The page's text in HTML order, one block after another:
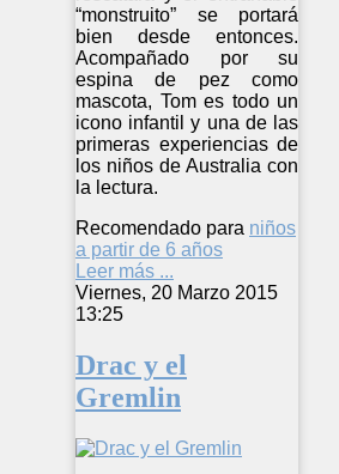
“monstruito” se portará
bien desde entonces.
Acompañado por su
espina de pez como
mascota, Tom es todo un
icono infantil y una de las
primeras experiencias de
los niños de Australia con
la lectura.
Recomendado para niños
a partir de 6 años
Leer más ...
Viernes, 20 Marzo 2015
13:25
Drac y el
Gremlin